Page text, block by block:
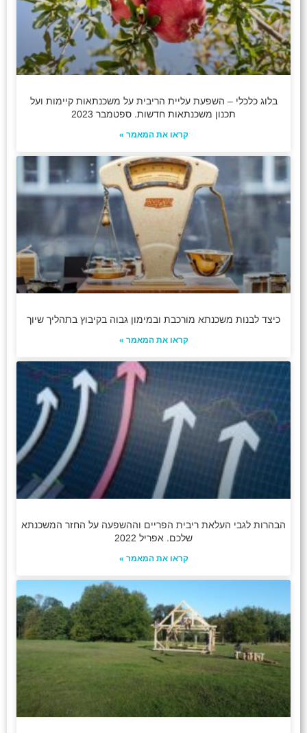
בלוג כלכלי – השפעת עליית הריבית על משכנתאות קיימות ועל
תכנון משכנתאות חדשות. ספטמבר 2023
קראו את המאמר »
כיצד לבנות משכנתא מורכבת ובמימון גבוה בקיבוץ בתהליך שיוך
קראו את המאמר »
הבהרות לגבי העלאת ריבית הפריים וההשפעה על החזר המשכנתא
שלכם. אפריל 2022
קראו את המאמר »